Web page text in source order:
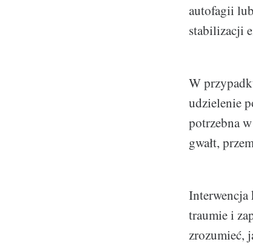
autofagii
stabilizacji
W
udzielenie
potrzebna
gwałt,
Interwencja
traumie i
zrozumieć,